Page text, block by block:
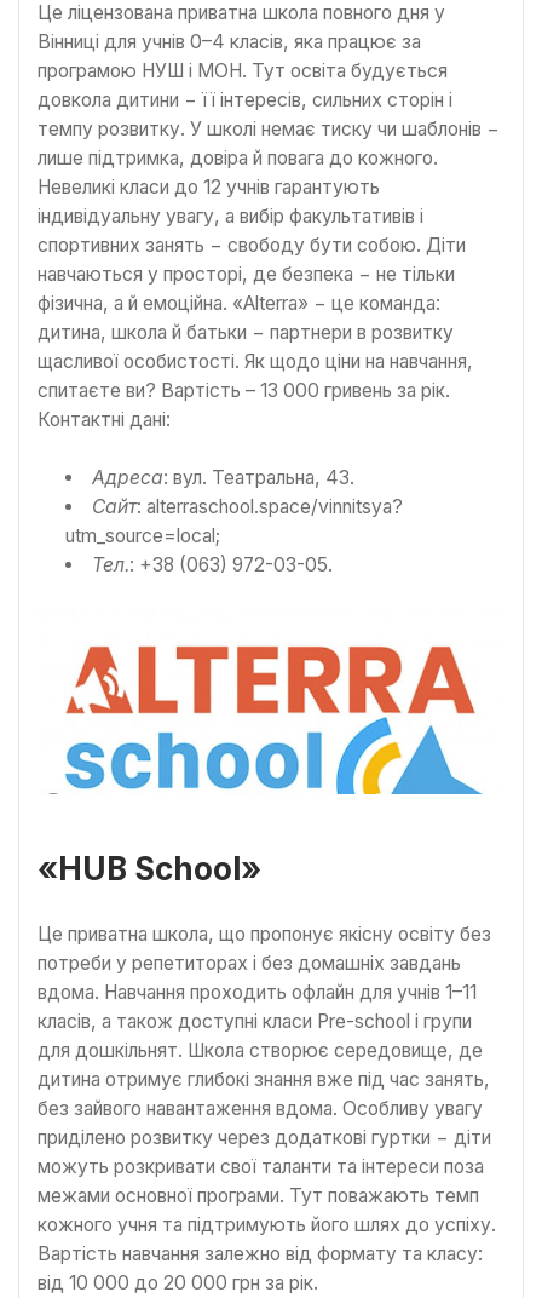
Це ліцензована приватна школа повного дня у
Вінниці для учнів 0–4 класів, яка працює за
програмою НУШ і МОН. Тут освіта будується
довкола дитини − її інтересів, сильних сторін і
темпу розвитку. У школі немає тиску чи шаблонів −
лише підтримка, довіра й повага до кожного.
Невеликі класи до 12 учнів гарантують
індивідуальну увагу, а вибір факультативів і
спортивних занять − свободу бути собою. Діти
навчаються у просторі, де безпека − не тільки
фізична, а й емоційна. «Alterra» − це команда:
дитина, школа й батьки − партнери в розвитку
щасливої особистості. Як щодо ціни на навчання,
спитаєте ви? Вартість – 13 000 гривень за рік.
Контактні дані:
Адреса: вул. Театральна, 43.
Сайт: alterraschool.space/vinnitsya?
utm_source=local;
Тел.: +38 (063) 972-03-05.
«HUB School»
Це приватна школа, що пропонує якісну освіту без
потреби у репетиторах і без домашніх завдань
вдома. Навчання проходить офлайн для учнів 1–11
класів, а також доступні класи Pre-school і групи
для дошкільнят. Школа створює середовище, де
дитина отримує глибокі знання вже під час занять,
без зайвого навантаження вдома. Особливу увагу
приділено розвитку через додаткові гуртки − діти
можуть розкривати свої таланти та інтереси поза
межами основної програми. Тут поважають темп
кожного учня та підтримують його шлях до успіху.
Вартість навчання залежно від формату та класу:
від 10 000 до 20 000 грн за рік.